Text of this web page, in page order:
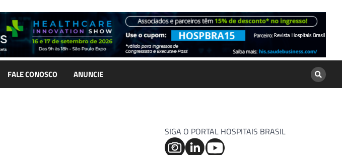
FALE CONOSCO ANUNCIE
SIGA O PORTAL HOSPITAIS BRASIL